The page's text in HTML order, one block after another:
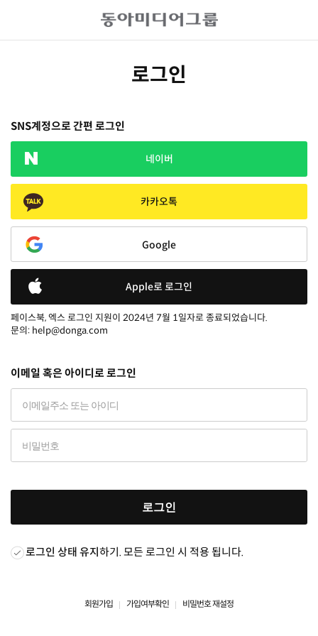
로그인
SNS계정으로 간편 로그인
네이버
카카오톡
Google
Apple로 로그인
페이스북, 엑스 로그인 지원이 2024년 7월 1일자로 종료되었습니다.
문의: help@donga.com
이메일 혹은 아이디로 로그인
로그인
로그인 상태 유지하기. 모든 로그인 시 적용 됩니다.
회원가입 가입여부확인 비밀번호 재설정